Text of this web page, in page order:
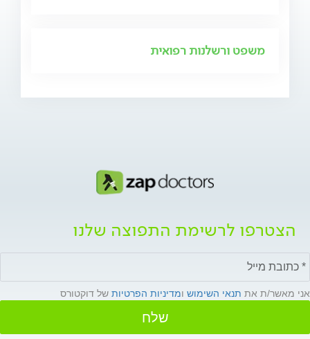
משפט ורשלנות רפואית
הצטרפו לרשימת התפוצה שלנו
אני מאשר/ת את תנאי השימוש ומדיניות הפרטיות של דוקטורס
שלח